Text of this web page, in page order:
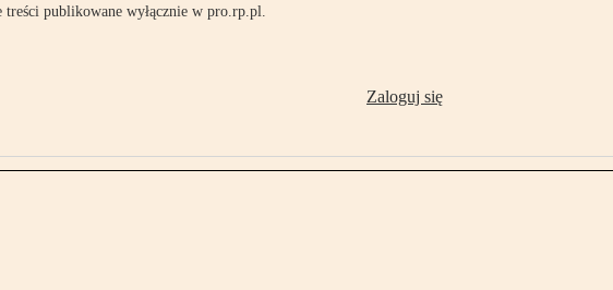
publikowane wyłącznie w pro.rp.pl.
Zaloguj się